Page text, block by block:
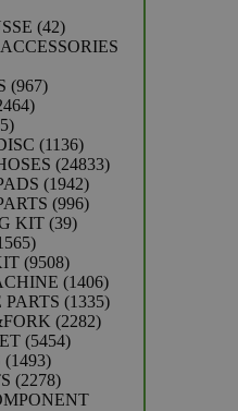
4242
producten
967967
52464
475
producten
11361136
producten
2483324833
19421942
producten
996996
KIT 3939
1565
producten
95089508
producten
14061406
producten
PARTS 13351335
22822282
54545454
14931493
producten
22782278
producten